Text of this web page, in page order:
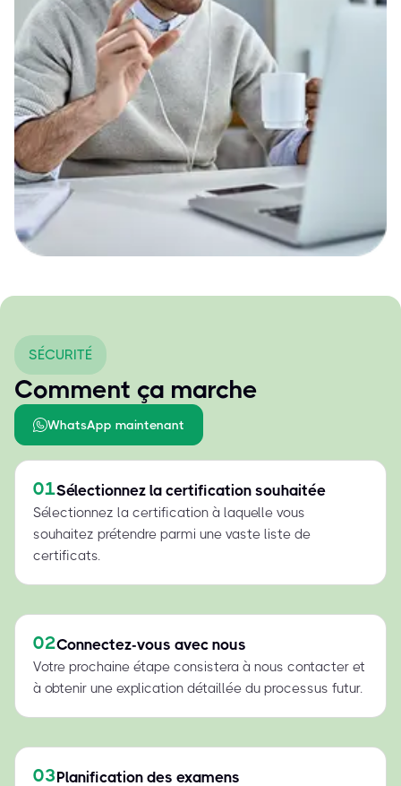
SÉCURITÉ
Comment ça marche
WhatsApp maintenant
01Sélectionnez la certification souhaitée
Sélectionnez la certification à laquelle vous
souhaitez prétendre parmi une vaste liste de
certificats.
02Connectez-vous avec nous
Votre prochaine étape consistera à nous contacter et
à obtenir une explication détaillée du processus futur.
03Planification des examens